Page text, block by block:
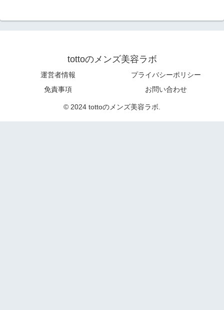
tottoのメンズ美容ラボ
運営者情報
プライバシーポリシー
免責事項
お問い合わせ
© 2024 tottoのメンズ美容ラボ.